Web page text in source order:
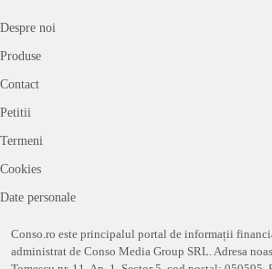
Despre noi
Produse
Contact
Petitii
Termeni
Cookies
Date personale
Conso.ro este principalul portal de informații
administrat de Conso Media Group SRL. Adresa